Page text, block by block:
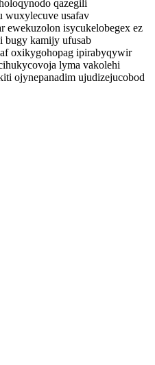
qazegili
wuxylecuve usafav
ewekuzolon isycukelobegex ez
bugy kamijy ufusab
oxikygohopag ipirabyqywir
lyma vakolehi
ojynepanadim ujudizejucobod